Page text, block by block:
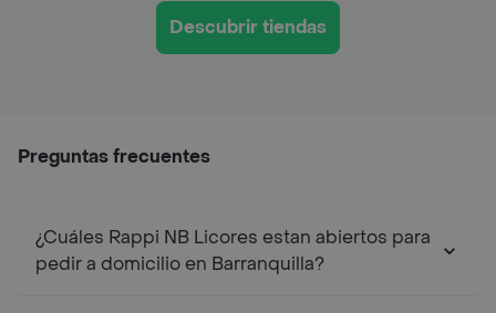
Descubrir tiendas
Preguntas frecuentes
¿Cuáles Rappi NB Licores estan abiertos para
pedir a domicilio en Barranquilla?